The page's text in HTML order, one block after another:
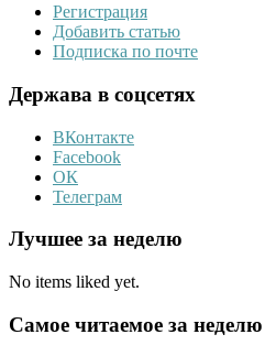
Регистрация
Добавить статью
Подписка по почте
Держава в соцсетях
ВКонтакте
Facebook
ОК
Телеграм
Лучшее за неделю
No items liked yet.
Самое читаемое за неделю